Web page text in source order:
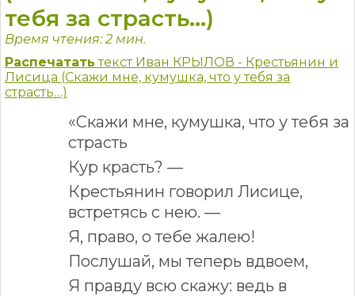
тебя за страсть…)
Время чтения: 2 мин.
Распечатать текст Иван КРЫЛОВ - Крестьянин и
Лисица (Скажи мне, кумушка, что у тебя за
страсть…)
«Скажи мне, кумушка, что у тебя за
страсть
Кур красть? —
Крестьянин говорил Лисице,
встретясь с нею. —
Я, право, о тебе жалею!
Послушай, мы теперь вдвоем,
Я правду всю скажу: ведь в